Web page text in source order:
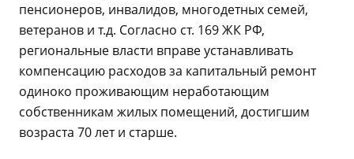
пенсионеров, инвалидов, многодетных семей,
ветеранов и т.д. Согласно ст. 169 ЖК РФ,
региональные власти вправе устанавливать
компенсацию расходов за капитальный ремонт
одиноко проживающим неработающим
собственникам жилых помещений, достигшим
возраста 70 лет и старше.